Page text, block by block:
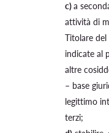
c)a
attività di
Titolare
indicate al
altre
– base
legittimo
terzi;